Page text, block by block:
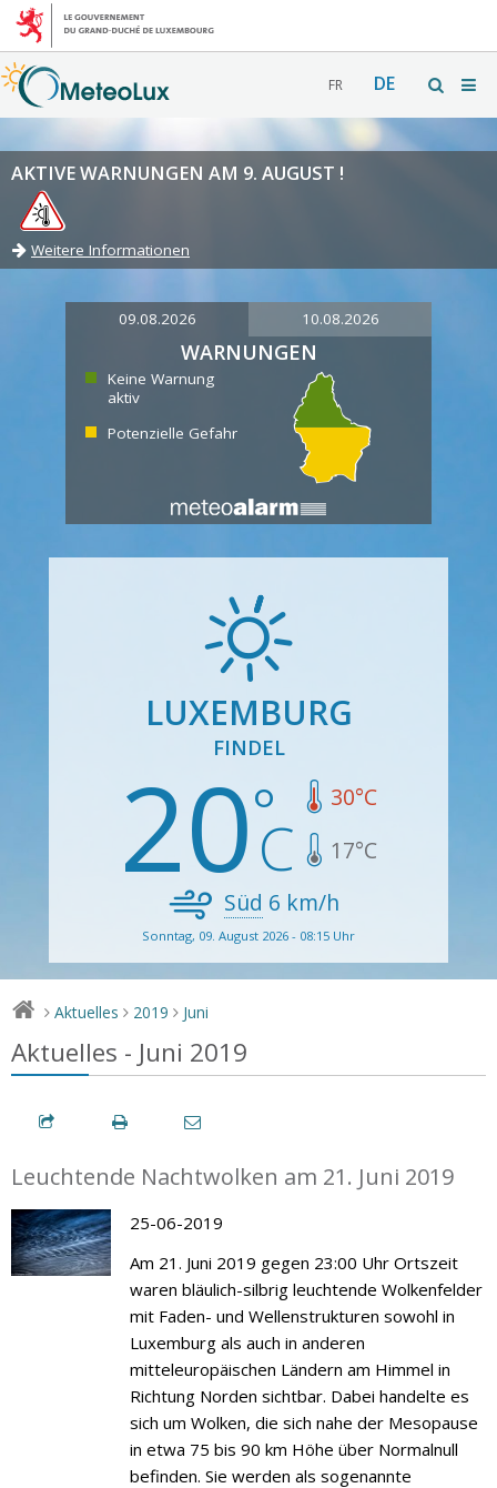
FR DE
AKTIVE WARNUNGEN AM 9. AUGUST !
Weitere Informationen
09.08.2026 10.08.2026
WARNUNGEN
Keine Warnung
aktiv
Potenzielle Gefahr
LUXEMBURG
FINDEL
20 30°C
17°C
Süd 6 km/h
Sonntag, 09. August 2026 - 08:15 Uhr
> Aktuelles > 2019 > Juni
Aktuelles - Juni 2019
Leuchtende Nachtwolken am 21. Juni 2019
25-06-2019
Am 21. Juni 2019 gegen 23:00 Uhr Ortszeit
waren bläulich-silbrig leuchtende Wolkenfelder
mit Faden- und Wellenstrukturen sowohl in
Luxemburg als auch in anderen
mitteleuropäischen Ländern am Himmel in
Richtung Norden sichtbar. Dabei handelte es
sich um Wolken, die sich nahe der Mesopause
in etwa 75 bis 90 km Höhe über Normalnull
befinden. Sie werden als sogenannte